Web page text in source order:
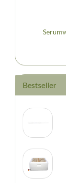
Bestseller